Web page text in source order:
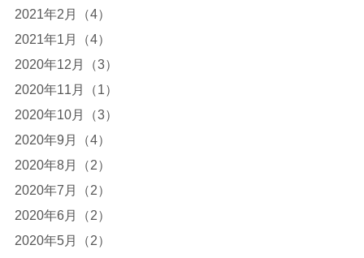
2021年2月（4）
2021年1月（4）
2020年12月（3）
2020年11月（1）
2020年10月（3）
2020年9月（4）
2020年8月（2）
2020年7月（2）
2020年6月（2）
2020年5月（2）